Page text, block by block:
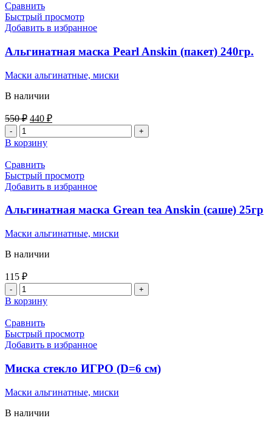
Сравнить
Быстрый просмотр
Добавить в избранное
Альгинатная маска Pearl Anskin (пакет) 240гр.
Маски альгинатные, миски
В наличии
550₽ 440 ₽
В корзину
Сравнить
Быстрый просмотр
Добавить в избранное
Альгинатная маска Grean tea Anskin (саше) 25гр
Маски альгинатные, миски
В наличии
115 ₽
В корзину
Сравнить
Быстрый просмотр
Добавить в избранное
Миска стекло ИГРО (D=6 см)
Маски альгинатные, миски
В наличии